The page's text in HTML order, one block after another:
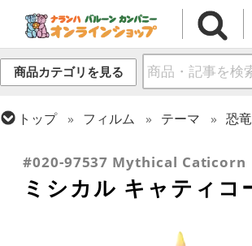
商品カテゴリを見る
トップ フィルム テーマ
恐
#020-97537 Mythical Caticorn
ミシカル キャティコ